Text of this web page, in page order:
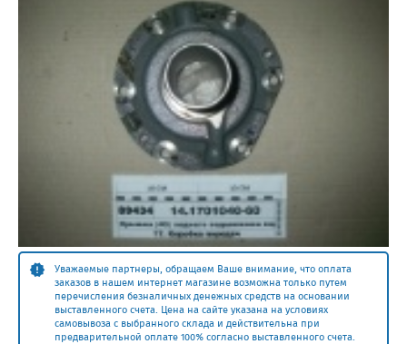
Уважаемые партнеры, обращаем Ваше внимание, что оплата
заказов в нашем интернет магазине возможна только путем
перечисления безналичных денежных средств на основании
выставленного счета. Цена на сайте указана на условиях
самовывоза с выбранного склада и действительна при
предварительной оплате 100% согласно выставленного счета.